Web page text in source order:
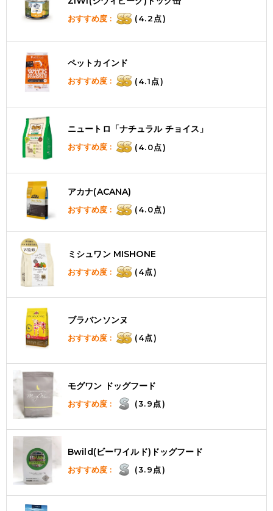
おすすめ度 : (4.2点)
ペットカインド
おすすめ度 : (4.1点)
ニュートロ「ナチュラル チョイス」
おすすめ度 : (4.0点)
アカナ(ACANA)
おすすめ度 : (4.0点)
ミシュワン MISHONE
おすすめ度 : (4点)
ブラバンソンヌ
おすすめ度 : (4点)
モグワン ドッグフード
おすすめ度 : (3.9点)
Bwild(ビーワイルド)ドッグフード
おすすめ度 : (3.9点)